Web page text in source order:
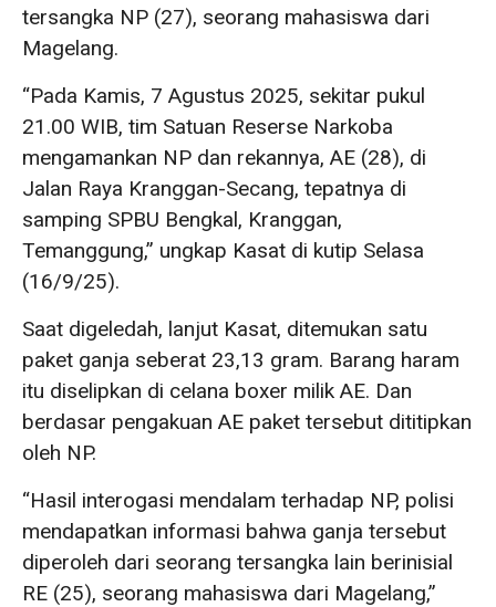
tersangka NP (27), seorang mahasiswa dari
Magelang.
“Pada Kamis, 7 Agustus 2025, sekitar pukul
21.00 WIB, tim Satuan Reserse Narkoba
mengamankan NP dan rekannya, AE (28), di
Jalan Raya Kranggan-Secang, tepatnya di
samping SPBU Bengkal, Kranggan,
Temanggung,” ungkap Kasat di kutip Selasa
(16/9/25).
Saat digeledah, lanjut Kasat, ditemukan satu
paket ganja seberat 23,13 gram. Barang haram
itu diselipkan di celana boxer milik AE. Dan
berdasar pengakuan AE paket tersebut dititipkan
oleh NP.
“Hasil interogasi mendalam terhadap NP, polisi
mendapatkan informasi bahwa ganja tersebut
diperoleh dari seorang tersangka lain berinisial
RE (25), seorang mahasiswa dari Magelang,”